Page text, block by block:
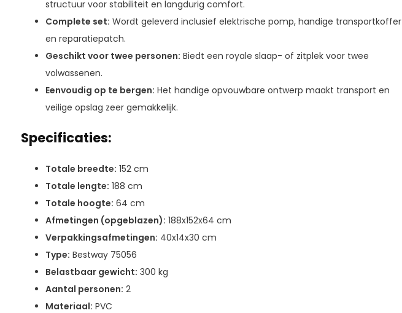
structuur voor stabiliteit en langdurig comfort.
Complete set: Wordt geleverd inclusief elektrische pomp, handige transportkoffer
en reparatiepatch.
Geschikt voor twee personen: Biedt een royale slaap- of zitplek voor twee
volwassenen.
Eenvoudig op te bergen: Het handige opvouwbare ontwerp maakt transport en
veilige opslag zeer gemakkelijk.
Specificaties:
Totale breedte: 152 cm
Totale lengte: 188 cm
Totale hoogte: 64 cm
Afmetingen (opgeblazen): 188x152x64 cm
Verpakkingsafmetingen: 40x14x30 cm
Type: Bestway 75056
Belastbaar gewicht: 300 kg
Aantal personen: 2
Materiaal: PVC